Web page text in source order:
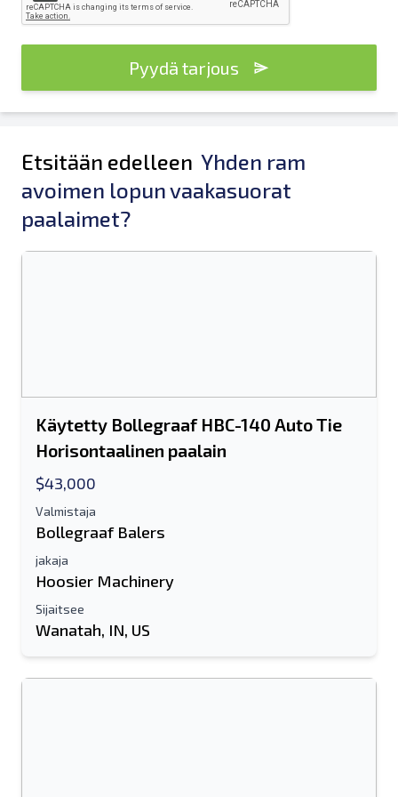
Pyydä tarjous
Etsitään edelleen Yhden ram
avoimen lopun vaakasuorat
paalaimet?
Käytetty Bollegraaf HBC-140 Auto Tie
Horisontaalinen paalain
$43,000
Valmistaja
Bollegraaf Balers
jakaja
Hoosier Machinery
Sijaitsee
Wanatah, IN, US